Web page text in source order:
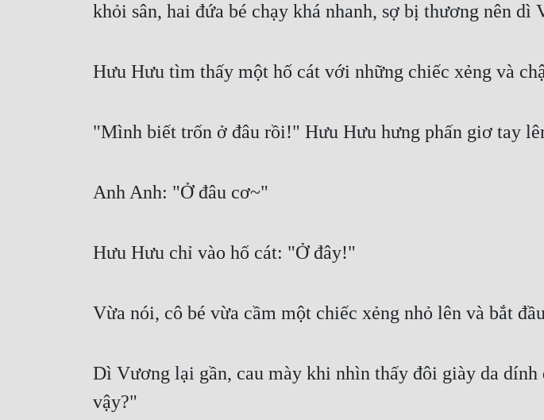
khỏi sân, hai đứa bé chạy khá nhanh, sợ bị thương nên dì
Hưu Hưu tìm thấy một hố cát với những chiếc xẻng và
"Mình biết trốn ở đâu rồi!" Hưu Hưu hưng phấn giơ tay
Anh Anh: "Ở đâu cơ~"
Hưu Hưu chỉ vào hố cát: "Ở đây!"
Vừa nói, cô bé vừa cầm một chiếc xẻng nhỏ lên và bắt
Dì Vương lại gần, cau mày khi nhìn thấy đôi giày da
vậy?"